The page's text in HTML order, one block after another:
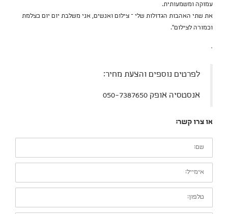
עמוקה ומשמעותית.
את שתי האהבות הגדולות שלי – צילום ואנשים, אני משלבת יום יום כצלמת
וכמורה לצילום".
ᐧ
לפרטים נוספים והצעת מחיר:
אנסטסיה אופק 050-7387650
או צרו קשר:
שם:
אימייל:
טלפון: